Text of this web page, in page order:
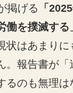
掲げる
「
働を撲滅する
状はあまりに
。報告書が
るのも無理は